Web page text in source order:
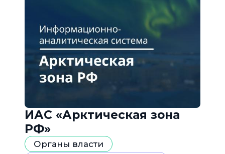
ИАС «Арктическая зона
РФ»
Органы власти